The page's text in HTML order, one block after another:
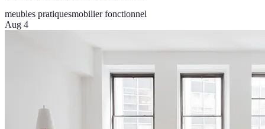
meubles pratiquesmobilier fonctionnel
Aug 4